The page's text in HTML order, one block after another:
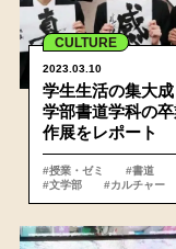
CULTURE
2023.03.10
学生生活の集大
学部書道学科の卒
作展をレポート
#授業・ゼミ
#書道
#文学部
#カルチャー